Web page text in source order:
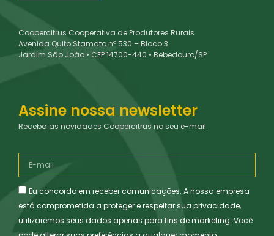
Coopercitrus Cooperativa de Produtores Rurais
Avenida Quito Stamato nº 530 – Bloco 3
Jardim São João • CEP 14700-440 • Bebedouro/SP
Assine nossa newsletter
Receba as novidades Coopercitrus no seu e-mail.
Eu concordo em receber comunicações. A nossa empresa
está comprometida a proteger e respeitar sua privacidade,
utilizaremos seus dados apenas para fins de marketing. Você